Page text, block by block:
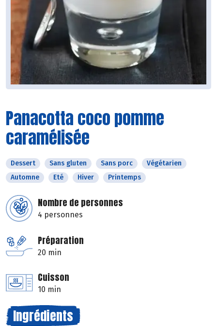
Panacotta coco pomme
caramélisée
Dessert Sans gluten Sans porc
Végétarien
Automne
Eté Hiver Printemps
Nombre de personnes
4 personnes
Préparation
20 min
Cuisson
10 min
Ingrédients